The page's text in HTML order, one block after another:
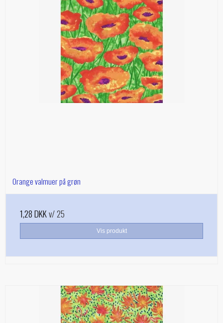
Orange valmuer på grøn
1,28 DKKv/ 25
Vis produkt